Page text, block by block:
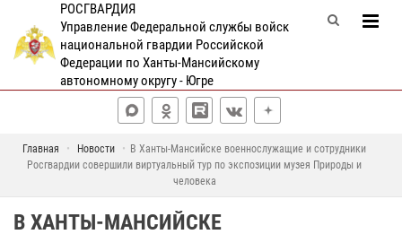
РОСГВАРДИЯ
Управление Федеральной службы войск
национальной гвардии Российской
Федерации по Ханты-Мансийскому
автономному округу - Югре
Главная Новости
В Ханты-Мансийске военнослужащие и сотрудники
Росгвардии совершили виртуальный тур по экспозиции музея Природы и
человека
В ХАНТЫ-МАНСИЙСКЕ